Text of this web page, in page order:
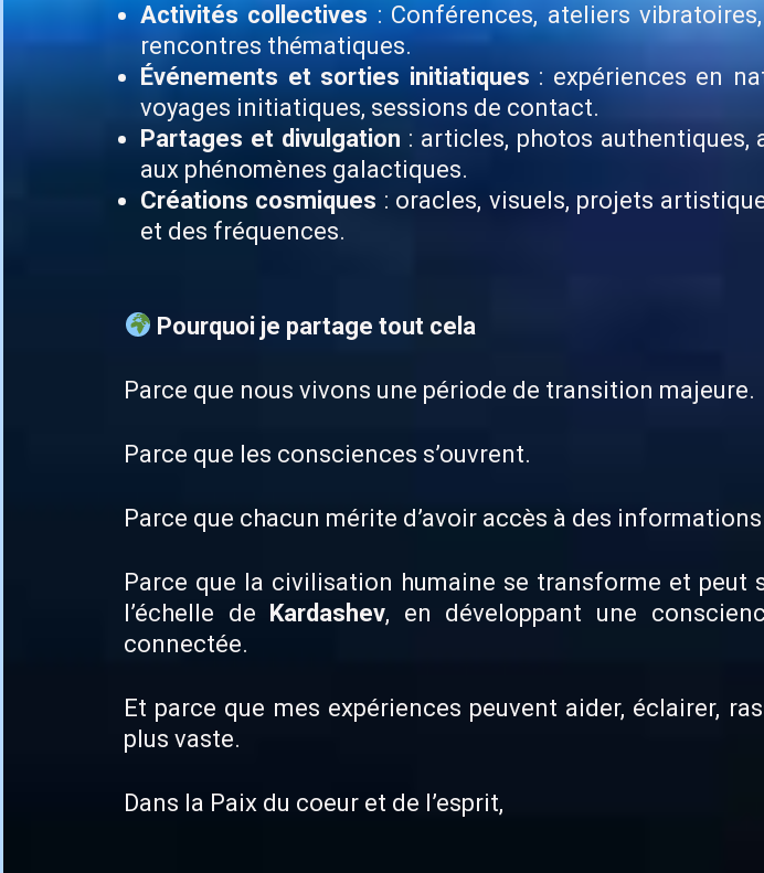
Activités collectives : Conférences, ateliers
rencontres thématiques.
Événements et sorties initiatiques : expériences en
voyages initiatiques, sessions de contact.
Partages et divulgation : articles, photos
aux phénomènes galactiques.
Créations cosmiques : oracles, visuels, projets
et des fréquences.
Pourquoi je partage tout cela
Parce que nous vivons une période de transition majeure.
Parce que les consciences s’ouvrent.
Parce que chacun mérite d’avoir accès à des
Parce que la civilisation humaine se transforme et peut
l’échelle de Kardashev, en développant une
connectée.
Et parce que mes expériences peuvent aider, éclairer,
plus vaste.
Dans la Paix du coeur et de l’esprit,